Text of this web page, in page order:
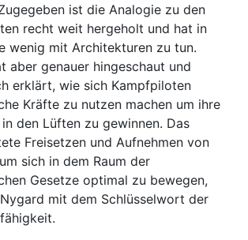
ist die Analogie zu den
recht weit hergeholt und hat in
wenig mit Architekturen zu tun.
aber genauer hingeschaut und
erklärt, wie sich Kampfpiloten
Kräfte zu nutzen machen um ihre
in den Lüften zu gewinnen. Das
Freisetzen und Aufnehmen von
sich in dem Raum der
Gesetze optimal zu bewegen,
mit dem Schlüsselwort der